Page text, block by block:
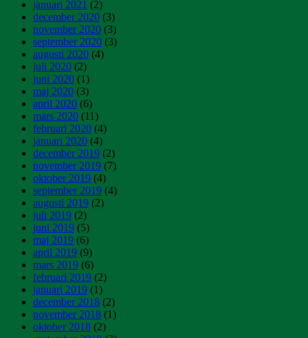
januari 2021 (2)
december 2020 (3)
november 2020 (3)
september 2020 (3)
augusti 2020 (4)
juli 2020 (2)
juni 2020 (1)
maj 2020 (3)
april 2020 (6)
mars 2020 (11)
februari 2020 (4)
januari 2020 (4)
december 2019 (2)
november 2019 (7)
oktober 2019 (4)
september 2019 (4)
augusti 2019 (2)
juli 2019 (2)
juni 2019 (5)
maj 2019 (6)
april 2019 (9)
mars 2019 (6)
februari 2019 (2)
januari 2019 (1)
december 2018 (2)
november 2018 (1)
oktober 2018 (2)